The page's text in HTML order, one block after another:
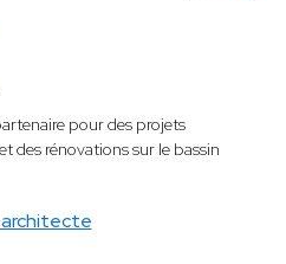
architecte
pour des projets
des rénovations sur le bassin